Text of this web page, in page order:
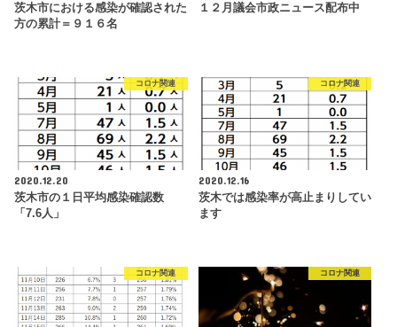
茨木市における感染が確認された
方の累計＝９１６名
１２月議会市政ニュース配布中
コロナ関連
2020.12.20
茨木市の１日平均感染確認数
「7.6人」
コロナ関連
2020.12.16
茨木では感染率が高止まりしてい
ます
コロナ関連 コロナ関連